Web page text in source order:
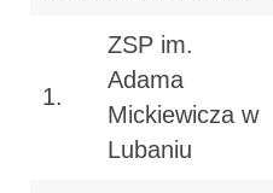
1.
ZSP im.
Adama
Mickiewicza w
Lubaniu